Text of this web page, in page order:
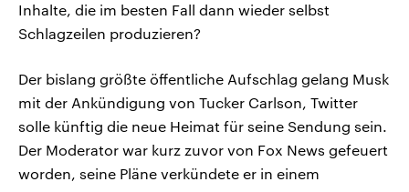
Inhalte, die im besten Fall dann wieder selbst
Schlagzeilen produzieren?
Der bislang größte öffentliche Aufschlag gelang Musk
mit der Ankündigung von Tucker Carlson, Twitter
solle künftig die neue Heimat für seine Sendung sein.
Der Moderator war kurz zuvor von Fox News gefeuert
worden, seine Pläne verkündete er in einem